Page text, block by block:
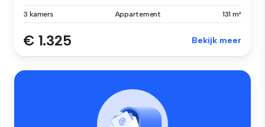
3 kamers Appartement 131 m²
€ 1.325 Bekijk meer